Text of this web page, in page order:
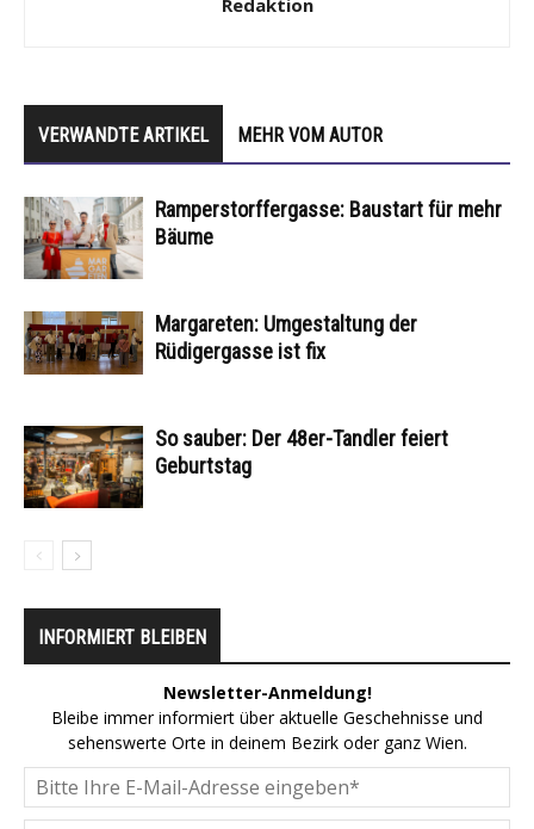
Redaktion
VERWANDTE ARTIKEL MEHR VOM AUTOR
Ramperstorffergasse: Baustart für mehr
Bäume
Margareten: Umgestaltung der
Rüdigergasse ist fix
So sauber: Der 48er-Tandler feiert
Geburtstag
INFORMIERT BLEIBEN
Newsletter-Anmeldung!
Bleibe immer informiert über aktuelle Geschehnisse und
sehenswerte Orte in deinem Bezirk oder ganz Wien.